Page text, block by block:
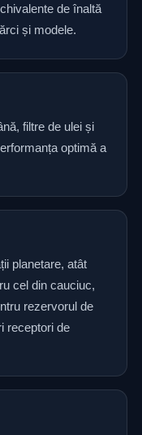
de înaltă
și modele.
filtre de ulei și
optimă a
planetare, atât
cel din cauciuc,
rezervorul de
receptori de